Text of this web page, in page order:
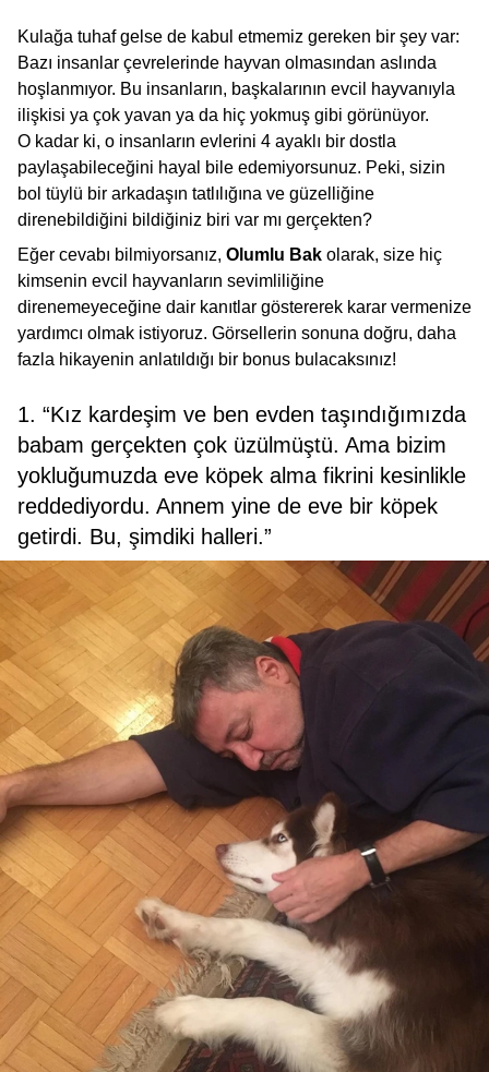
Kulağa tuhaf gelse de kabul etmemiz gereken bir şey var:
Bazı insanlar çevrelerinde hayvan olmasından aslında
hoşlanmıyor. Bu insanların, başkalarının evcil hayvanıyla
ilişkisi ya çok yavan ya da hiç yokmuş gibi görünüyor.
O kadar ki, o insanların evlerini 4 ayaklı bir dostla
paylaşabileceğini hayal bile edemiyorsunuz. Peki, sizin
bol tüylü bir arkadaşın tatlılığına ve güzelliğine
direnebildiğini bildiğiniz biri var mı gerçekten?
Eğer cevabı bilmiyorsanız, Olumlu Bak olarak, size hiç
kimsenin evcil hayvanların sevimliliğine
direnemeyeceğine dair kanıtlar göstererek karar vermenize
yardımcı olmak istiyoruz. Görsellerin sonuna doğru, daha
fazla hikayenin anlatıldığı bir bonus bulacaksınız!
1. “Kız kardeşim ve ben evden taşındığımızda
babam gerçekten çok üzülmüştü. Ama bizim
yokluğumuzda eve köpek alma fikrini kesinlikle
reddediyordu. Annem yine de eve bir köpek
getirdi. Bu, şimdiki halleri.”